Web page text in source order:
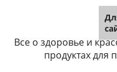
Все о здоровье и
продуктах для